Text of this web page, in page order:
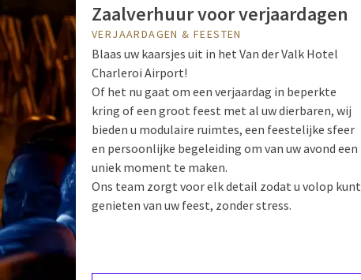
Zaalverhuur voor verjaardagen
VERJAARDAGEN & FEESTEN
Blaas uw kaarsjes uit in het Van der Valk Hotel
Charleroi Airport!
Of het nu gaat om een verjaardag in beperkte
kring of een groot feest met al uw dierbaren, wij
bieden u modulaire ruimtes, een feestelijke sfeer
en persoonlijke begeleiding om van uw avond een
uniek moment te maken.
Ons team zorgt voor elk detail zodat u volop kunt
genieten van uw feest, zonder stress.